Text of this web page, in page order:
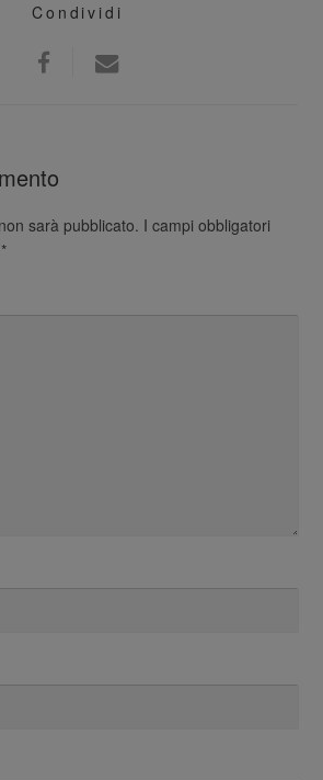
Condividi
sarà pubblicato. I campi obbligatori
*